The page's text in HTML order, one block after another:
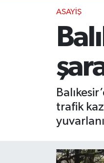
ASAYIŞ
trafik
Ekonomi
Kim Kimdir Nereli
Resmi İlanlar
Siyaset
Tüm Manşetler
Haber Arşivi